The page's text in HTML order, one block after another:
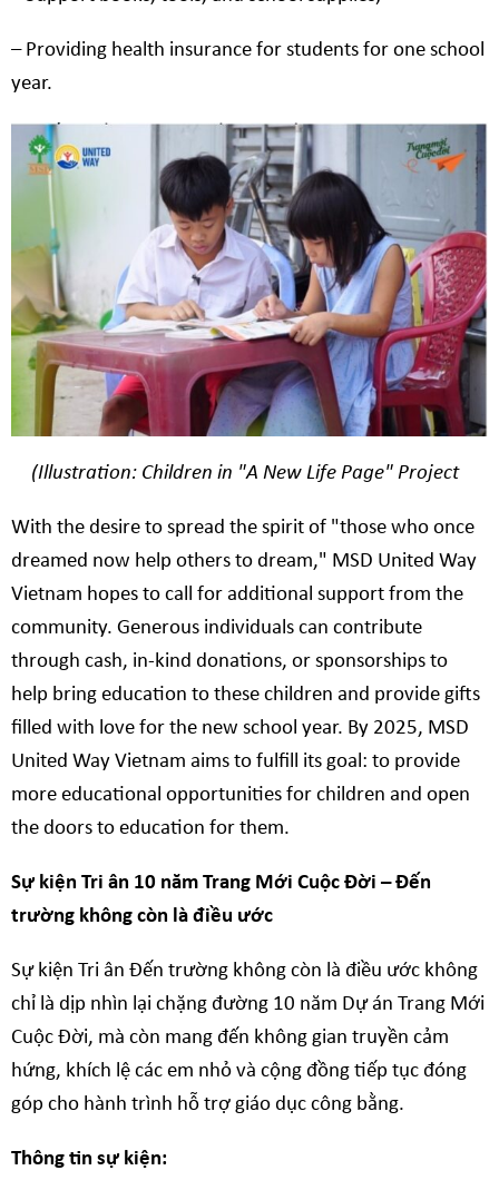
– Providing health insurance for students for one school
year.
(Illustration: Children in "A New Life Page" Project
With the desire to spread the spirit of "those who once
dreamed now help others to dream," MSD United Way
Vietnam hopes to call for additional support from the
community. Generous individuals can contribute
through cash, in-kind donations, or sponsorships to
help bring education to these children and provide gifts
filled with love for the new school year. By 2025, MSD
United Way Vietnam aims to fulfill its goal: to provide
more educational opportunities for children and open
the doors to education for them.
Sự kiện Tri ân 10 năm Trang Mới Cuộc Đời –Đến
trường không còn là điều ước
Sự kiện Tri ân Đến trường không còn là điều ước không
chỉ là dịp nhìn lại chặng đường 10 năm Dự án Trang Mới
Cuộc Đời, mà còn mang đến không gian truyền cảm
hứng, khích lệ các em nhỏ và cộng đồng tiếp tục đóng
góp cho hành trình hỗ trợ giáo dục công bằng.
Thông tin sự kiện: